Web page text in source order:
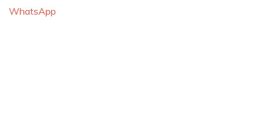
WhatsApp